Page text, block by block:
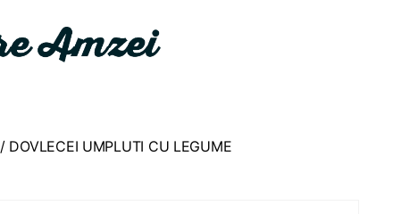
/ DOVLECEI UMPLUTI CU LEGUME